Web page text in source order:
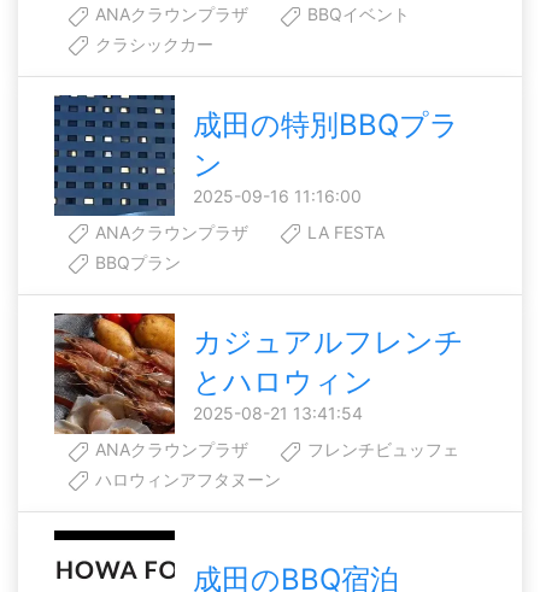
ANAクラウンプラザ
BBQイベント
クラシックカー
成田の特別BBQプラ
ン
2025-09-16 11:16:00
ANAクラウンプラザ
LA FESTA
BBQプラン
カジュアルフレンチ
とハロウィン
2025-08-21 13:41:54
ANAクラウンプラザ
フレンチビュッフェ
ハロウィンアフタヌーン
成田のBBQ宿泊